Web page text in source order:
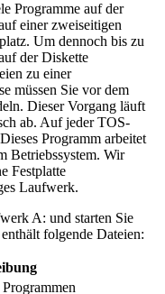
Programme auf der
einer zweiseitigen
Um dennoch bis zu
der Diskette
zu einer
müssen Sie vor dem
Dieser Vorgang läuft
ab. Auf jeder TOS-
Programm arbeitet
Betriebssystem. Wir
Festplatte
Laufwerk.
A: und starten Sie
folgende Dateien: